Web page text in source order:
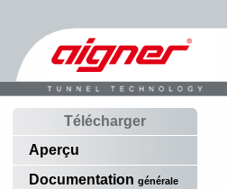
Télécharger
Aperçu
Documentation générale